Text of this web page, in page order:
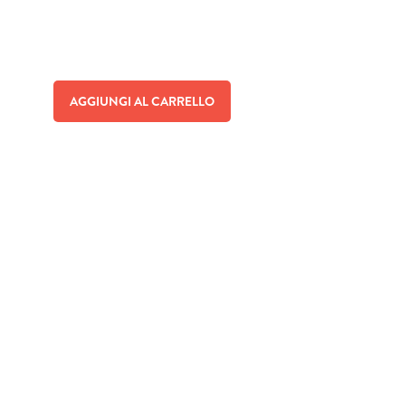
AGGIUNGI AL CARRELLO